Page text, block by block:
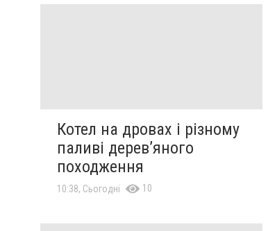
Котел на дровах і різному
паливі дерев’яного
походження
10:38, Сьогодні 10